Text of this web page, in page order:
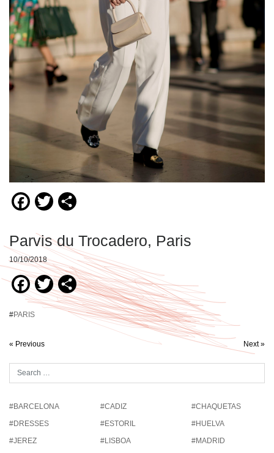
Facebook
Twitter
Parvis du Trocadero, Paris
10/10/2018
Facebook
TwitterCompartir
#PARIS
« Previous Next »
#BARCELONA #CADIZ
#CHAQUETAS
#DRESSES
#ESTORIL
#HUELVA
#JEREZ
#LISBOA
#MADRID